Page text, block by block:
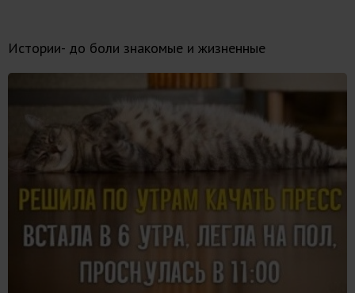
Истории- до боли знакомые и жизненные